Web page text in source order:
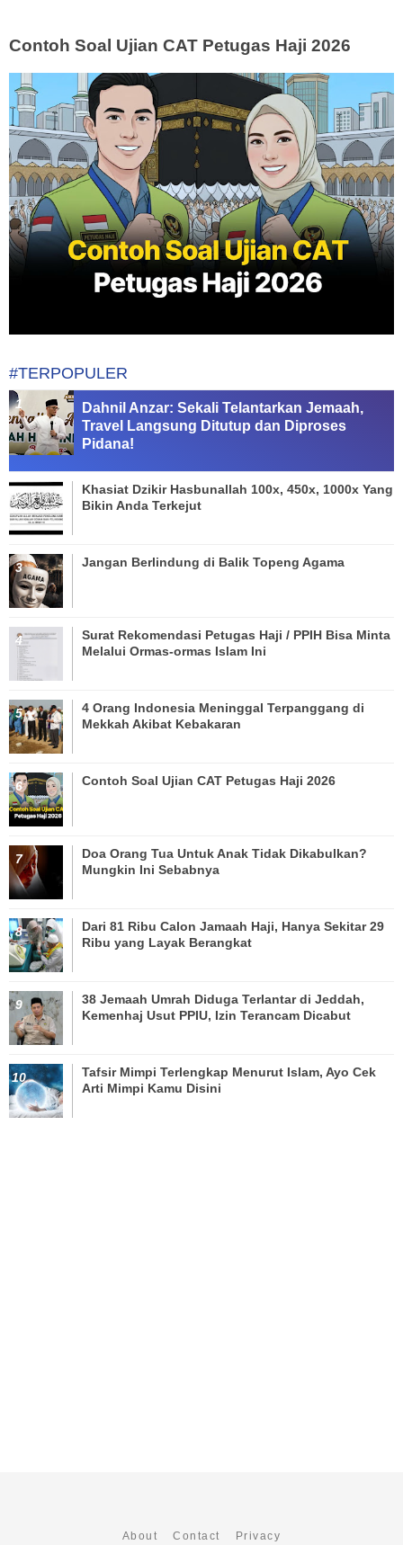
Contoh Soal Ujian CAT Petugas Haji 2026
#TERPOPULER
Dahnil Anzar: Sekali Telantarkan Jemaah,
Travel Langsung Ditutup dan Diproses
Pidana!
Khasiat Dzikir Hasbunallah 100x, 450x, 1000x Yang
Bikin Anda Terkejut
Jangan Berlindung di Balik Topeng Agama
Surat Rekomendasi Petugas Haji / PPIH Bisa Minta
Melalui Ormas-ormas Islam Ini
4 Orang Indonesia Meninggal Terpanggang di
Mekkah Akibat Kebakaran
Contoh Soal Ujian CAT Petugas Haji 2026
Doa Orang Tua Untuk Anak Tidak Dikabulkan?
Mungkin Ini Sebabnya
Dari 81 Ribu Calon Jamaah Haji, Hanya Sekitar 29
Ribu yang Layak Berangkat
38 Jemaah Umrah Diduga Terlantar di Jeddah,
Kemenhaj Usut PPIU, Izin Terancam Dicabut
Tafsir Mimpi Terlengkap Menurut Islam, Ayo Cek
Arti Mimpi Kamu Disini
About Contact Privacy